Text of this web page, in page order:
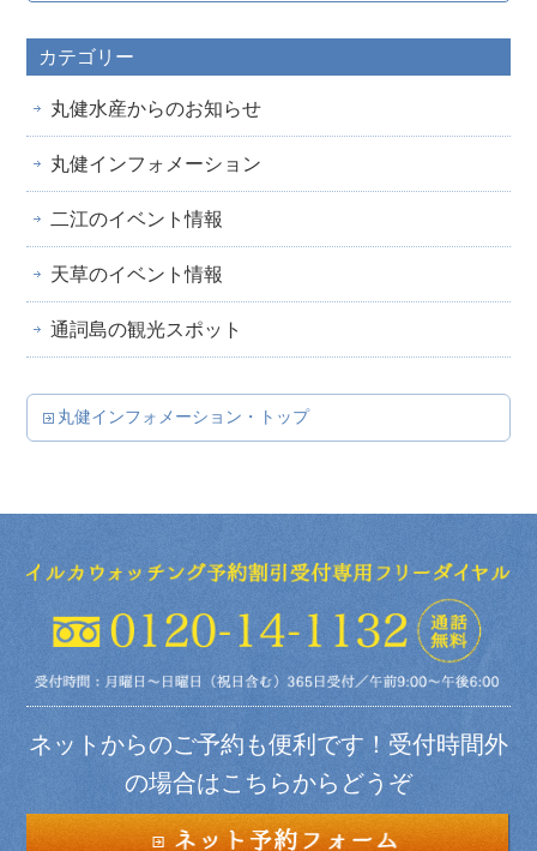
カテゴリー
丸健水産からのお知らせ
丸健インフォメーション
二江のイベント情報
天草のイベント情報
通詞島の観光スポット
丸健インフォメーション・トップ
ネットからのご予約も便利です！受付時間外
の場合はこちらからどうぞ